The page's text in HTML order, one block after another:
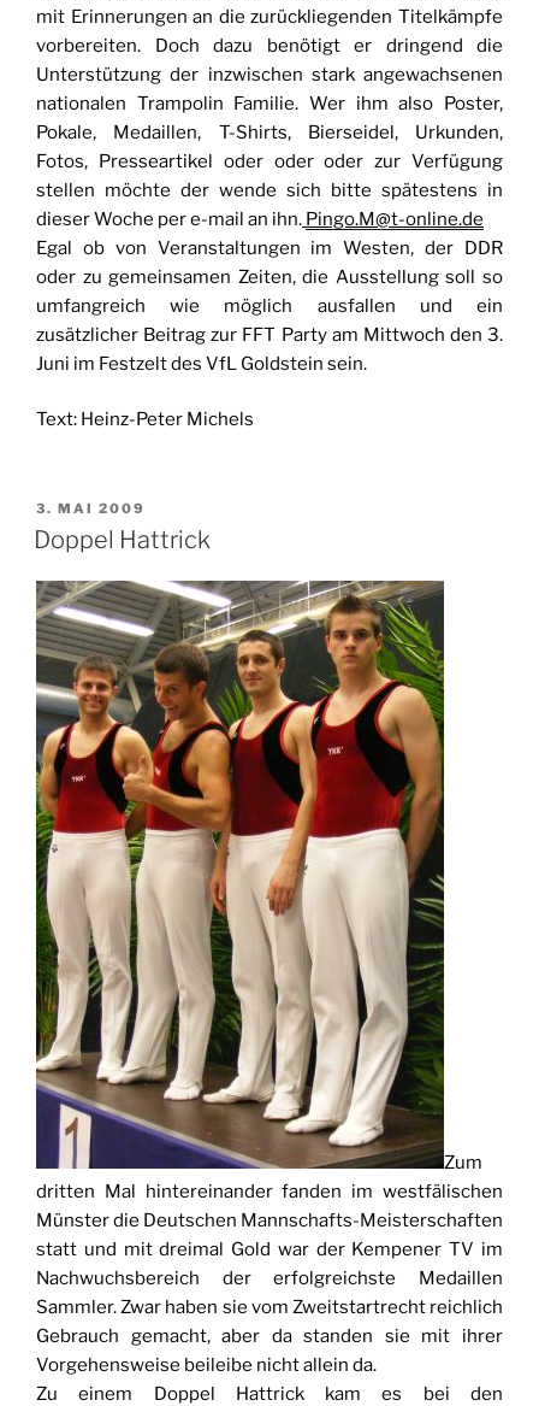
mit Erinnerungen an die zurückliegenden Titelkämpfe
vorbereiten. Doch dazu benötigt er dringend die
Unterstützung der inzwischen stark angewachsenen
nationalen Trampolin Familie. Wer ihm also Poster,
Pokale, Medaillen, T-Shirts, Bierseidel, Urkunden,
Fotos, Presseartikel oder oder oder zur Verfügung
stellen möchte der wende sich bitte spätestens in
dieser Woche per e-mail an ihn. Pingo.M@t-online.de
Egal ob von Veranstaltungen im Westen, der DDR
oder zu gemeinsamen Zeiten, die Ausstellung soll so
umfangreich wie möglich ausfallen und ein
zusätzlicher Beitrag zur FFT Party am Mittwoch den 3.
Juni im Festzelt des VfL Goldstein sein.
Text: Heinz-Peter Michels
VERÖFFENTLICHT
AM
3. MAI 2009
Doppel Hattrick
Zum
dritten Mal hintereinander fanden im westfälischen
Münster die Deutschen Mannschafts-Meisterschaften
statt und mit dreimal Gold war der Kempener TV im
Nachwuchsbereich der erfolgreichste Medaillen
Sammler. Zwar haben sie vom Zweitstartrecht reichlich
Gebrauch gemacht, aber da standen sie mit ihrer
Vorgehensweise beileibe nicht allein da.
Zu einem Doppel Hattrick kam es bei den